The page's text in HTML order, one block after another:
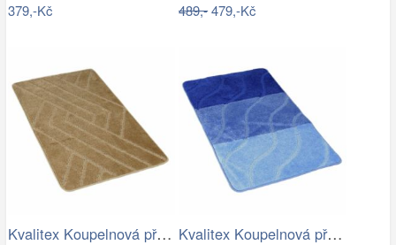
379,-Kč 489,-479,-Kč
Kvalitex Koupelnová předložka Parkety… Kvalitex Koupelnová předložka Vlny…